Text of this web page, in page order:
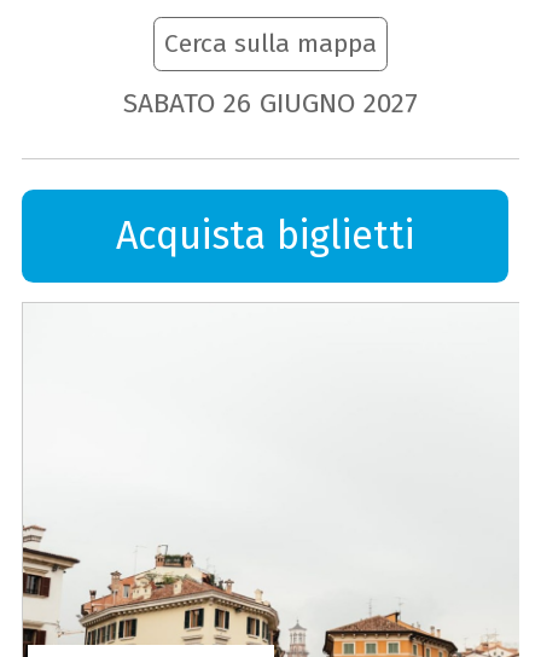
Cerca sulla mappa
SABATO 26 GIUGNO 2027
Acquista biglietti